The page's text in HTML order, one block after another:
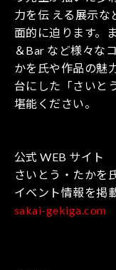
力を伝 える展示な
面的に迫ります。
＆Bar など様々な
かを氏や作品の魅
台にした「さいと
堪能ください。
公式 WEB サイト
さいとう・たかを
イベント情報を掲
sakai-gekiga.com